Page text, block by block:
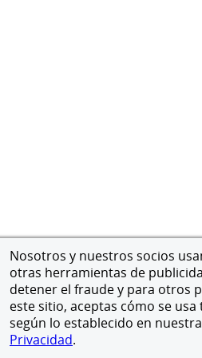
Nosotros y nuestros socios
otras herramientas de
detener el fraude y para otros
este sitio, aceptas cómo se
según lo establecido en nuestra
Privacidad.